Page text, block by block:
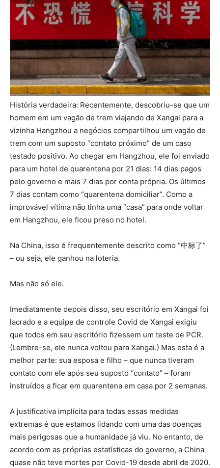
História verdadeira: Recentemente, descobriu-se que um
homem em um vagão de trem viajando de Xangai para a
vizinha Hangzhou a negócios compartilhou um vagão de
trem com um suposto “contato próximo” de um caso
testado positivo. Ao chegar em Hangzhou, ele foi enviado
para um hotel de quarentena por 21 dias: 14 dias pagos
pelo governo e mais 7 dias por conta própria. Os últimos
7 dias contam como “quarentena domiciliar”. Como a
improvável vítima não tinha uma “casa” para onde voltar
em Hangzhou, ele ficou preso no hotel.
Na China, isso é frequentemente descrito como “中标了”
– ou seja, ele ganhou na loteria.
Mas não só ele.
Imediatamente depois disso, seu escritório em Xangai foi
lacrado e a equipe de controle Covid de Xangai exigiu
que todos em seu escritório fizessem um teste de PCR.
(Lembre-se, ele nunca voltou para Xangai.) Mas esta é a
melhor parte: sua esposa e filho – que nunca tiveram
contato com ele após seu suposto “contato” – foram
instruídos a ficar em quarentena em casa por 2 semanas.
A justificativa implícita para todas essas medidas
extremas é que estamos lidando com uma das doenças
mais perigosas que a humanidade já viu. No entanto, de
acordo com as próprias estatísticas do governo, a China
quase não teve mortes por Covid-19 desde abril de 2020.